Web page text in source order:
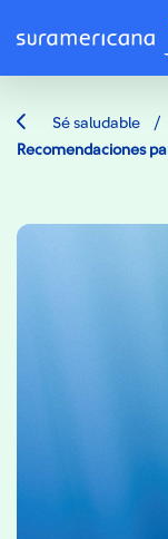
Sé saludable /
Recomendaciones